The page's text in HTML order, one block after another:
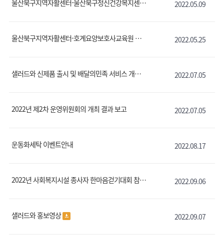
울산북구지역자활센터-울산북구정신건강복지센터 업무협약 2022.05.09
울산북구지역자활센터-호계요양보호사교육원 업무협약 체결 2022.05.25
샐러드와 신제품 출시 및 배달의민족 서비스 개시 안내 2022.07.05
2022년 제2차 운영위원회의 개최 결과 보고 2022.07.05
운동화세탁 이벤트안내 2022.08.17
2022년 사회복지시설 종사자 한마음걷기대회 참가안내(울산 북구) 2022.09.06
샐러드와 홍보영상 2022.09.07